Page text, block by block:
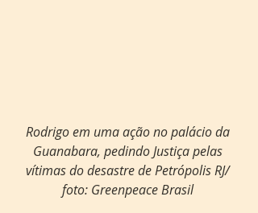
Rodrigo em uma ação no palácio da
Guanabara, pedindo Justiça pelas
vítimas do desastre de Petrópolis RJ/
foto: Greenpeace Brasil